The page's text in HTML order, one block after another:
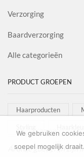
Verzorging
Baardverzorging
Alle categorieën
PRODUCT GROEPEN
Haarproducten
Al onze goederen zijn
We gebruiken
soepel mogelijk